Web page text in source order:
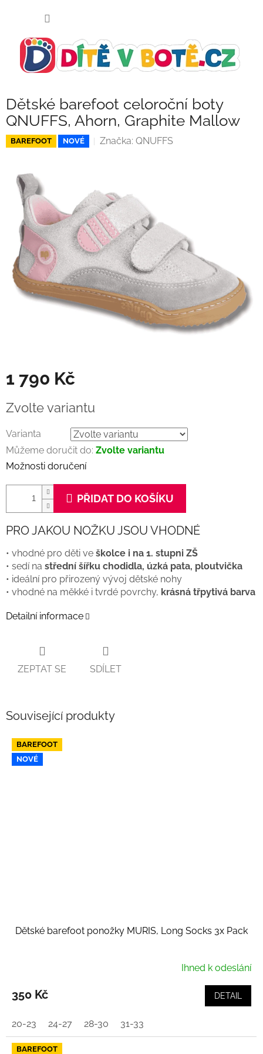
Dětské barefoot celoroční boty
QNUFFS, Ahorn, Graphite Mallow
BAREFOOT NOVÉ Značka: QNUFFS
1 790 Kč
cena:
Zvolte variantu
Varianta
Můžeme doručit do: Zvolte variantu
Možnosti doručení
PŘIDAT DO KOŠÍKU
PRO JAKOU NOŽKU JSOU VHODNÉ
• vhodné pro děti ve školce i na 1. stupni ZŠ
• sedí na střední šířku chodidla, úzká pata, ploutvička
• ideální pro přirozený vývoj dětské nohy
• vhodné na měkké i tvrdé povrchy, krásná třpytivá barva
Detailní informace
ZEPTAT SE SDÍLET
Související produkty
BAREFOOT
NOVÉ
Dětské barefoot ponožky MURIS, Long Socks 3x Pack
Ihned k odeslání
350 Kč DETAIL
20-23 24-27 28-30 31-33
BAREFOOT